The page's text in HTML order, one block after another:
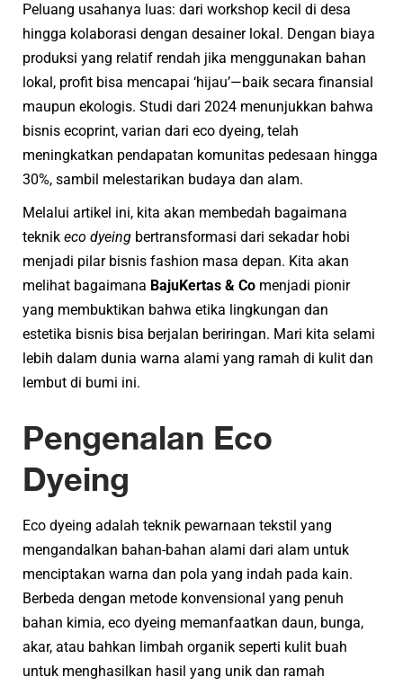
Peluang usahanya luas: dari workshop kecil di desa
hingga kolaborasi dengan desainer lokal. Dengan biaya
produksi yang relatif rendah jika menggunakan bahan
lokal, profit bisa mencapai ‘hijau’—baik secara finansial
maupun ekologis. Studi dari 2024 menunjukkan bahwa
bisnis ecoprint, varian dari eco dyeing, telah
meningkatkan pendapatan komunitas pedesaan hingga
30%, sambil melestarikan budaya dan alam.
Melalui artikel ini, kita akan membedah bagaimana
teknik eco dyeing bertransformasi dari sekadar hobi
menjadi pilar bisnis fashion masa depan. Kita akan
melihat bagaimana BajuKertas & Co menjadi pionir
yang membuktikan bahwa etika lingkungan dan
estetika bisnis bisa berjalan beriringan. Mari kita selami
lebih dalam dunia warna alami yang ramah di kulit dan
lembut di bumi ini.
Pengenalan Eco
Dyeing
Eco dyeing adalah teknik pewarnaan tekstil yang
mengandalkan bahan-bahan alami dari alam untuk
menciptakan warna dan pola yang indah pada kain.
Berbeda dengan metode konvensional yang penuh
bahan kimia, eco dyeing memanfaatkan daun, bunga,
akar, atau bahkan limbah organik seperti kulit buah
untuk menghasilkan hasil yang unik dan ramah